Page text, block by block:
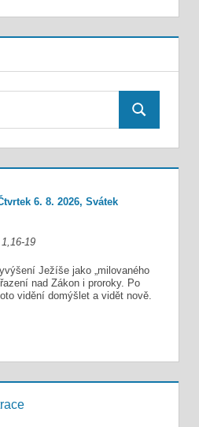
Search
6. 8. 2026, Svátek
19
Ježíše jako „milovaného
nad Zákon i proroky. Po
vidění domýšlet a vidět nově.